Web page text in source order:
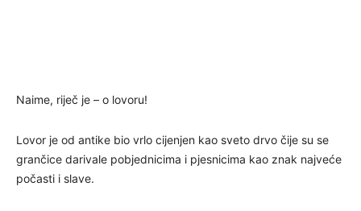
Naime, riječ je – o lovoru!
Lovor je od antike bio vrlo cijenjen kao sveto drvo čije su se
grančice darivale pobjednicima i pjesnicima kao znak najveće
počasti i slave.